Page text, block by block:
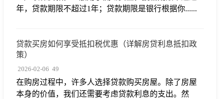
年，贷款期限不超过1年；贷款期限是银行根据你......
贷款买房如何享受抵扣税优惠（详解房贷利息抵扣政
策）
2026-02-06 49
在购房过程中，许多人选择贷款购买房屋。除了房屋
本身的价值，我们还需要考虑贷款利息的支出。然